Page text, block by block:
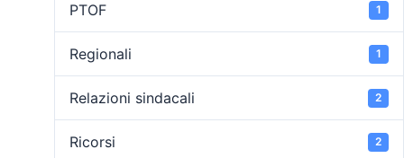
PTOF 1
Regionali 1
Relazioni sindacali 2
Ricorsi 2